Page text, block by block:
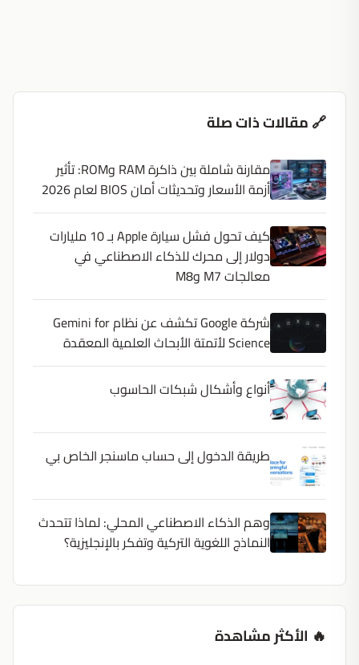
🔗 مقالات ذات صلة
مقارنة شاملة بين ذاكرة RAM وROM: تأثير
أزمة الأسعار وتحديثات أمان BIOS لعام 2026
كيف تحول فشل سيارة Apple بـ 10 مليارات
دولار إلى محرك للذكاء الاصطناعي في
معالجات M7 وM8
شركة Google تكشف عن نظام Gemini for
Science لأتمتة الأبحاث العلمية المعقدة
أنواع وأشكال شبكات الحاسوب
طريقة الدخول إلى حساب ماسنجر الخاص بي
وهم الذكاء الاصطناعي المحلي: لماذا تتحدث
النماذج اللغوية التركية وتفكر بالإنجليزية؟
🔥 الأكثر مشاهدة